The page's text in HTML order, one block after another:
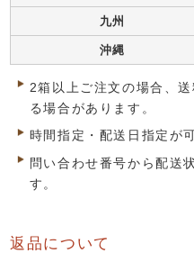
九州
沖縄
2箱以上ご注文の場合、
る場合があります。
時間指定・配送日指定が
問い合わせ番号から配送
す。
返品について